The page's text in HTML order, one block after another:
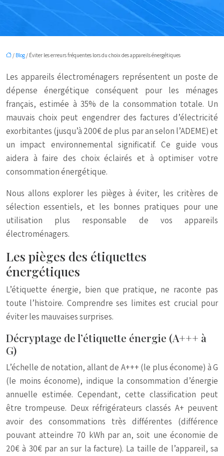
/ Blog / Éviter les erreurs fréquentes lors du choix des appareils énergétiques
Les appareils électroménagers représentent un poste de
dépense énergétique conséquent pour les ménages
français, estimée à 35% de la consommation totale. Un
mauvais choix peut engendrer des factures d’électricité
exorbitantes (jusqu’à 200€ de plus par an selon l’ADEME) et
un impact environnemental significatif. Ce guide vous
aidera à faire des choix éclairés et à optimiser votre
consommation énergétique.
Nous allons explorer les pièges à éviter, les critères de
sélection essentiels, et les bonnes pratiques pour une
utilisation plus responsable de vos appareils
électroménagers.
Les pièges des étiquettes
énergétiques
L’étiquette énergie, bien que pratique, ne raconte pas
toute l’histoire. Comprendre ses limites est crucial pour
éviter les mauvaises surprises.
Décryptage de l’étiquette énergie (A+++ à
G)
L’échelle de notation, allant de A+++ (le plus économe) à G
(le moins économe), indique la consommation d’énergie
annuelle estimée. Cependant, cette classification peut
être trompeuse. Deux réfrigérateurs classés A+ peuvent
avoir des consommations très différentes (différence
pouvant atteindre 70 kWh par an, soit une économie de
20€ à 30€ par an sur la facture). La taille de l’appareil, sa